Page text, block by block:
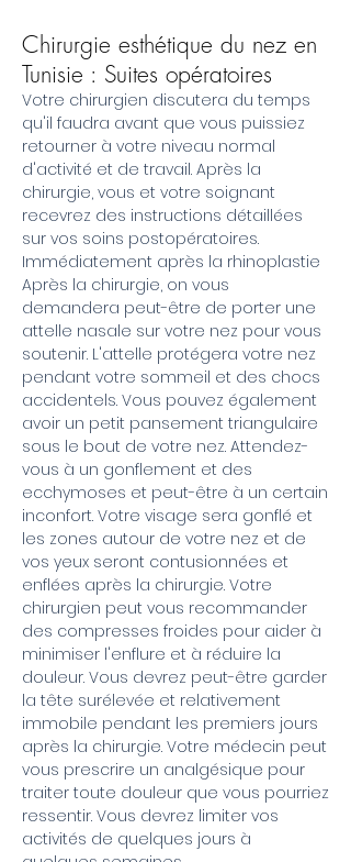
Chirurgie esthétique du nez en
Tunisie : Suites opératoires
Votre chirurgien discutera du temps
qu'il faudra avant que vous puissiez
retourner à votre niveau normal
d'activité et de travail. Après la
chirurgie, vous et votre soignant
recevrez des instructions détaillées
sur vos soins postopératoires.
Immédiatement après la rhinoplastie
Après la chirurgie, on vous
demandera peut-être de porter une
attelle nasale sur votre nez pour vous
soutenir. L'attelle protégera votre nez
pendant votre sommeil et des chocs
accidentels. Vous pouvez également
avoir un petit pansement triangulaire
sous le bout de votre nez. Attendez-
vous à un gonflement et des
ecchymoses et peut-être à un certain
inconfort. Votre visage sera gonflé et
les zones autour de votre nez et de
vos yeux seront contusionnées et
enflées après la chirurgie. Votre
chirurgien peut vous recommander
des compresses froides pour aider à
minimiser l'enflure et à réduire la
douleur. Vous devrez peut-être garder
la tête surélevée et relativement
immobile pendant les premiers jours
après la chirurgie. Votre médecin peut
vous prescrire un analgésique pour
traiter toute douleur que vous pourriez
ressentir. Vous devrez limiter vos
activités de quelques jours à